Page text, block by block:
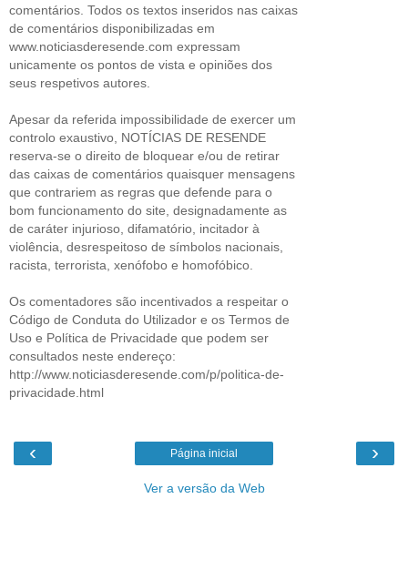
comentários. Todos os textos inseridos nas caixas
de comentários disponibilizadas em
www.noticiasderesende.com expressam
unicamente os pontos de vista e opiniões dos
seus respetivos autores.
Apesar da referida impossibilidade de exercer um
controlo exaustivo, NOTÍCIAS DE RESENDE
reserva-se o direito de bloquear e/ou de retirar
das caixas de comentários quaisquer mensagens
que contrariem as regras que defende para o
bom funcionamento do site, designadamente as
de caráter injurioso, difamatório, incitador à
violência, desrespeitoso de símbolos nacionais,
racista, terrorista, xenófobo e homofóbico.
Os comentadores são incentivados a respeitar o
Código de Conduta do Utilizador e os Termos de
Uso e Política de Privacidade que podem ser
consultados neste endereço:
http://www.noticiasderesende.com/p/politica-de-
privacidade.html
‹ ›
Página inicial
Ver a versão da Web